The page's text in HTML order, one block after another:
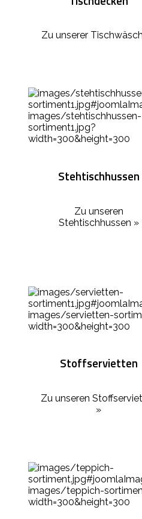
Zu unserer
Stehtischhussen
Zu unseren
Stehtischhussen »
Stoffservietten
Zu unseren
»